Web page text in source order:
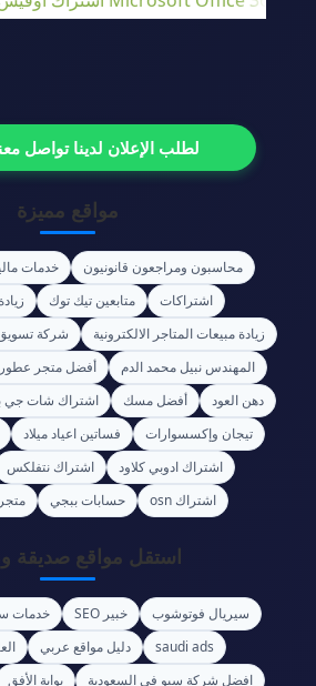
لطلب الإعلان لدينا تواصل
مواقع مميزة
محاسبون ومراجعون قانونيون خدمات
اشتراكات
متابعين تيك توك
زيادة مبيعات المتاجر الالكترونية
شركة
المهندس نبيل محمد الدم
أفضل متجر عطور
دهن العود
أفضل مسك اشتراك شات جي
تيجان وإكسسوارات
فساتين اعياد ميلاد
اشتراك ادوبي كلاود
اشتراك نتفلكس
اشتراك osn
حسابات ببجي
استقل مواقع صديقة
سيريال فوتوشوب خبير SEO خدمات
saudi ads
دليل مواقع عربي
افضل شركة سيو في السعودية
بوابة الأفق